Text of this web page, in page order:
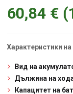
60,84 € (
Характеристики
Вид на
Дължина на
Капацитет на